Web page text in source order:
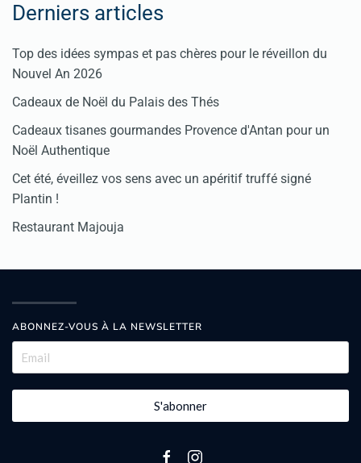
Derniers articles
Top des idées sympas et pas chères pour le réveillon du
Nouvel An 2026
Cadeaux de Noël du Palais des Thés
Cadeaux tisanes gourmandes Provence d'Antan pour un
Noël Authentique
Cet été, éveillez vos sens avec un apéritif truffé signé
Plantin !
Restaurant Majouja
ABONNEZ-VOUS À LA NEWSLETTER
S'abonner